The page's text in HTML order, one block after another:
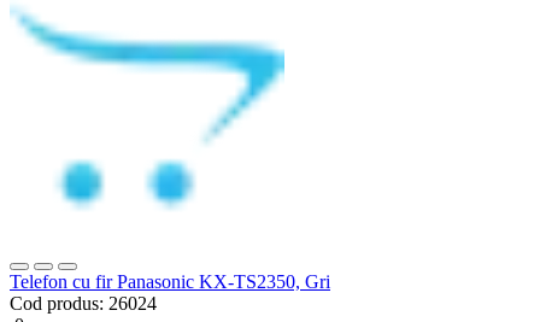
Telefon cu fir Panasonic KX-TS2350, Gri
Cod produs: 26024